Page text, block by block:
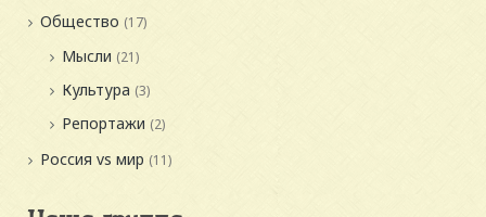
Общество (17)
Мысли (21)
Культура (3)
Репортажи (2)
Россия vs мир (11)